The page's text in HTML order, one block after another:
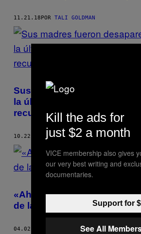
11.21.18POR TALI GOLDMAN
Sus madres fueron
la última dictadura argentina
recuperaron sus identidades
10.22.18 PORTALI GOLDMAN
«Ahora podemos llorar en
de la Guerra de las Malvinas
04.02.18 TALI GOLDMAN
Kill the ads for
just $2 a month
VICE membership also gives
our very best writing and
documentaries.
Support for
See All